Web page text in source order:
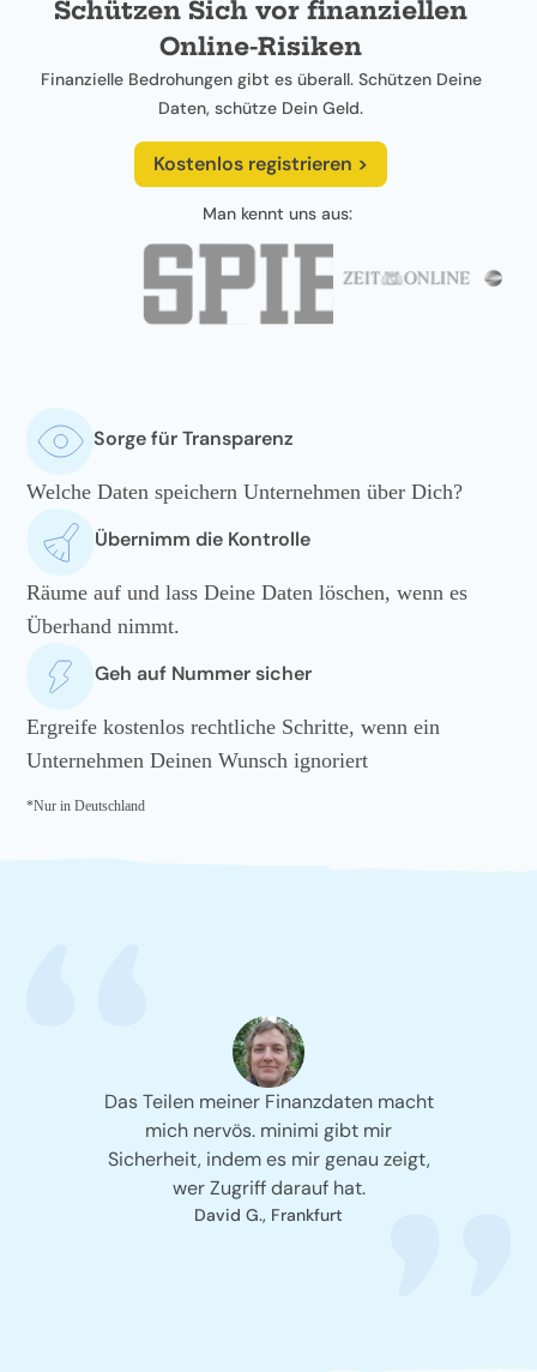
Schützen Sich vor finanziellen
Online-Risiken
Finanzielle Bedrohungen gibt es überall. Schützen Deine
Daten, schütze Dein Geld.
Kostenlos registrieren >
Man kennt uns aus:
Sorge für Transparenz
Welche Daten speichern Unternehmen über Dich?
Übernimm die Kontrolle
Räume auf und lass Deine Daten löschen, wenn es
Überhand nimmt.
Geh auf Nummer sicher
Ergreife kostenlos rechtliche Schritte, wenn ein
Unternehmen Deinen Wunsch ignoriert
*Nur in Deutschland
Das Teilen meiner Finanzdaten macht
mich nervös. minimi gibt mir
Sicherheit, indem es mir genau zeigt,
wer Zugriff darauf hat.
David G., Frankfurt